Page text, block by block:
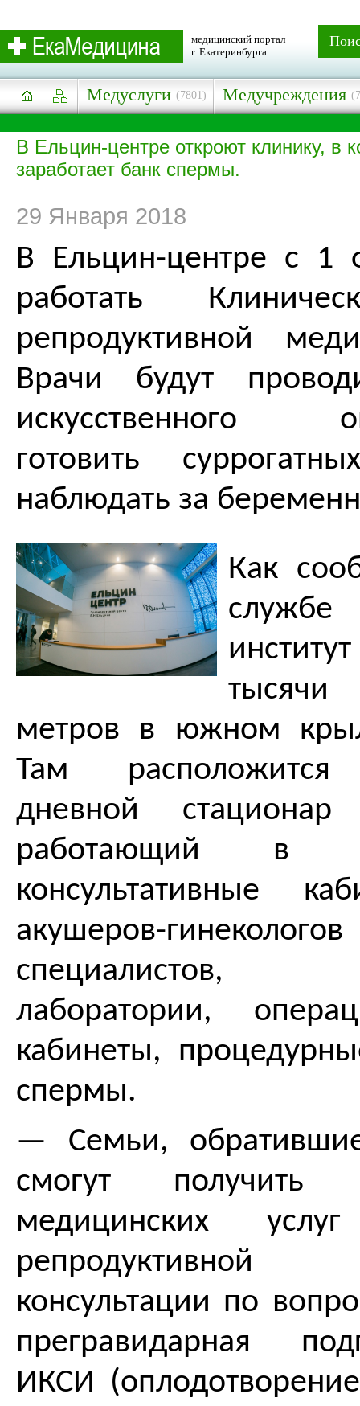
медицинский портал
г. Екатеринбурга
Медуслуги (7801) Медучреждения
В Ельцин-центре откроют клинику, в
заработает банк спермы.
29 Января 2018
В Ельцин-центре с 1
работать
репродуктивной
Врачи будут
искусственного
готовить
наблюдать за
Как
службе
метров в южном
Там расположится
дневной
работающий в
консультативные
акушеров-
специалистов,
лаборатории,
кабинеты,
спермы.
— Семьи,
смогут получить
медицинских
консультации по
прегравидарная
ИКСИ